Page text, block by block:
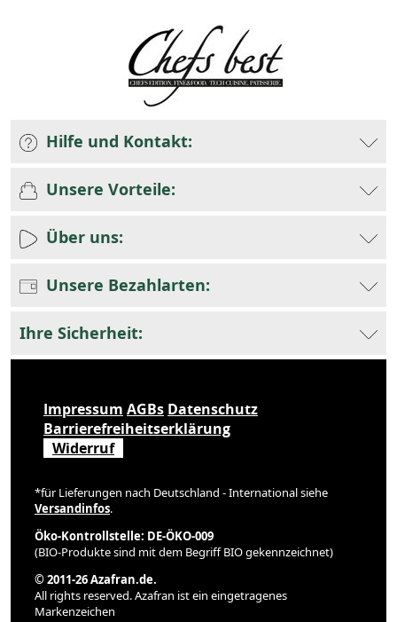
Hilfe und Kontakt:
Unsere Vorteile:
Über uns:
Unsere Bezahlarten:
Ihre Sicherheit:
Impressum AGBs Datenschutz
Barrierefreiheitserklärung
Widerruf
*für Lieferungen nach Deutschland - International siehe
Versandinfos.
Öko-Kontrollstelle: DE-ÖKO-009
(BIO-Produkte sind mit dem Begriff BIO gekennzeichnet)
© 2011-26 Azafran.de.
All rights reserved. Azafran ist ein eingetragenes
Markenzeichen